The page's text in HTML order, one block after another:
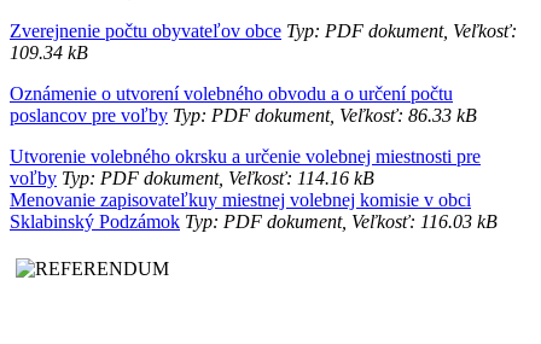
Zverejnenie počtu obyvateľov obce Typ: PDF dokument, Veľkosť:
109.34 kB
Oznámenie o utvorení volebného obvodu a o určení počtu
poslancov pre voľby Typ: PDF dokument, Veľkosť: 86.33 kB
Utvorenie volebného okrsku a určenie volebnej miestnosti pre
voľby Typ: PDF dokument, Veľkosť: 114.16 kB
Menovanie zapisovateľkuy miestnej volebnej komisie v obci
Sklabinský Podzámok Typ: PDF dokument, Veľkosť: 116.03 kB